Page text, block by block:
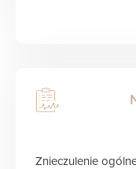
Znieczulenie